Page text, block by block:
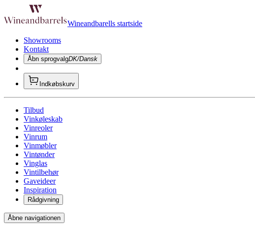
Wineandbarells startside
Showrooms
Kontakt
Åbn sprogvalgDK/Dansk
Indkøbskurv
Tilbud
Vinkøleskab
Vinreoler
Vinrum
Vinmøbler
Vintønder
Vinglas
Vintilbehør
Gaveideer
Inspiration
Rådgivning
Åbne navigationen